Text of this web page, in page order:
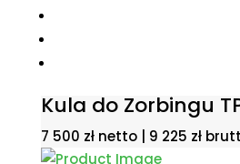
Kula do Zorbingu
7 500 zł netto | 9 225 zł